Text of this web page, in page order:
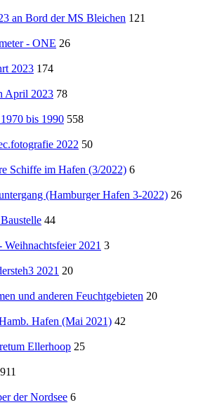
an Bord der MS Bleichen 121
- ONE 26
2023 174
April 2023 78
bis 1990 558
2022 50
Schiffe im Hafen (3/2022) 6
(Hamburger Hafen 3-2022) 26
44
2021 3
2021 20
und anderen Feuchtgebieten 20
Hafen (Mai 2021) 42
Ellerhoop 25
911
der Nordsee 6